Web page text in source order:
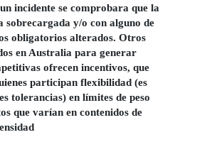
incidente se comprobara que la
sobrecargada y/o con alguno de
obligatorios alterados. Otros
en Australia para generar
ofrecen incentivos, que
participan flexibilidad (es
tolerancias) en límites de peso
que varían en contenidos de